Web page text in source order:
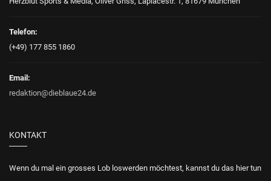
Telefon:
(+49) 177 855 1860
Email:
redaktion@dieblaue24.de
KONTAKT
Wenn du mal ein grosses Lob loswerden möchtest, kannst du das hier tun